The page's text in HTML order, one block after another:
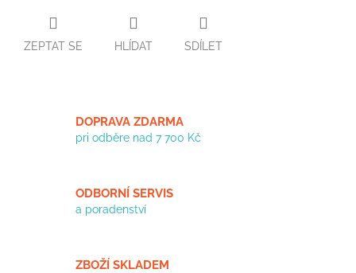
ZEPTAT SE HLÍDAT SDÍLET
DOPRAVA ZDARMA
pri odběre nad 7 700 Kč
ODBORNÍ SERVIS
a poradenství
ZBOŽÍ SKLADEM